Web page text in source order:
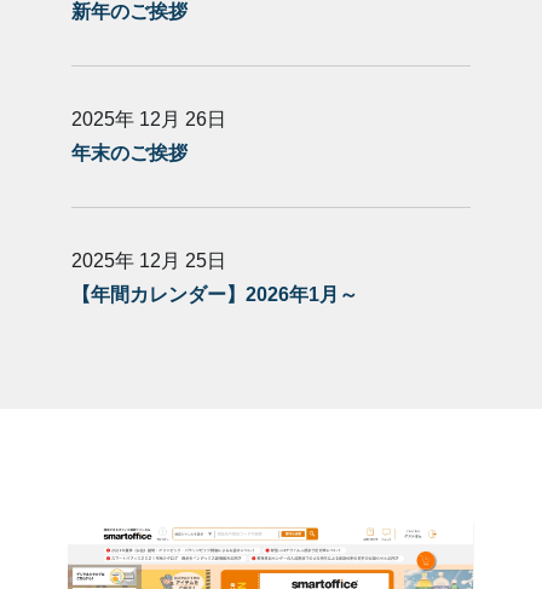
新年のご挨拶
2025年 12月 26日
年末のご挨拶
2025年 12月 25日
【年間カレンダー】2026年1月～